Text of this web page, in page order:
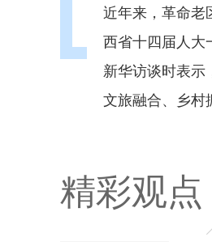
近年来，革命老
西省十四届人大
新华访谈时表示
文旅融合、乡村
精彩观点